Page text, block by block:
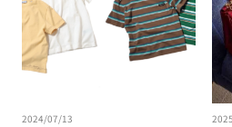
2024/07/13